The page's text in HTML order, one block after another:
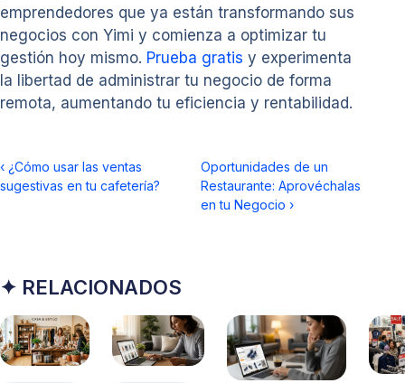
emprendedores que ya están transformando sus
negocios con Yimi y comienza a optimizar tu
gestión hoy mismo. Prueba gratis y experimenta
la libertad de administrar tu negocio de forma
remota, aumentando tu eficiencia y rentabilidad.
‹ ¿Cómo usar las ventas
sugestivas en tu cafetería?
Oportunidades de un
Restaurante: Aprovéchalas
en tu Negocio ›
✦ RELACIONADOS